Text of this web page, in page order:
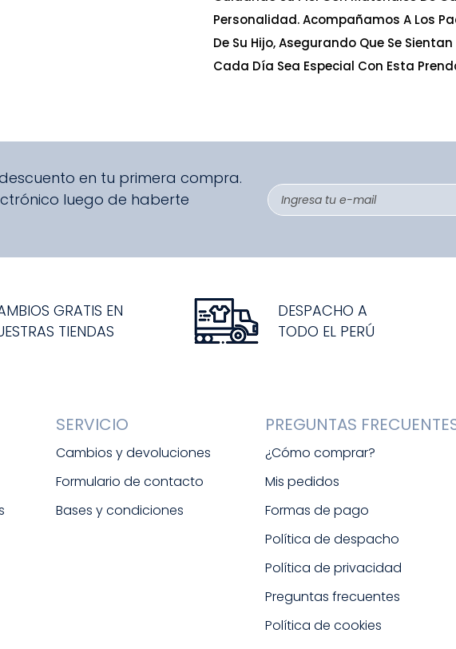
Personalidad. Acompañamos A Los
De Su Hijo, Asegurando Que Se
Cada Día Sea Especial Con Esta
en tu primera compra.
luego de haberte
GRATIS EN
TIENDAS
DESPACHO A
TODO EL PERÚ
SERVICIO
Cambios y devoluciones
Formulario de contacto
Bases y condiciones
PREGUNTAS
¿Cómo comprar?
Mis pedidos
Formas de pago
Política de despacho
Política de privacidad
Preguntas frecuentes
Política de cookies